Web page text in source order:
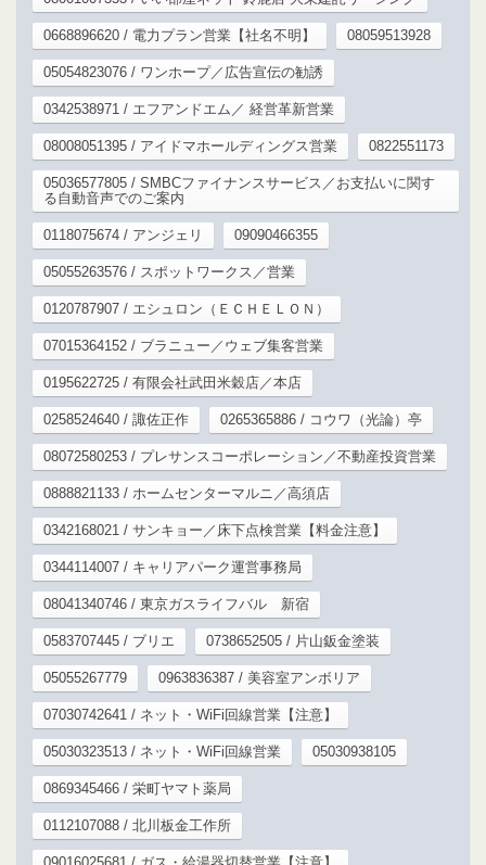
0668896620 / 電力プラン営業【社名不明】 08059513928
05054823076 / ワンホープ／広告宣伝の勧誘
0342538971 / エフアンドエム／ 経営革新営業
08008051395 / アイドマホールディングス営業 0822551173
05036577805 / SMBCファイナンスサービス／お支払いに関す
る自動音声でのご案内
0118075674 / アンジェリ 09090466355
05055263576 / スポットワークス／営業
0120787907 / エシュロン（ＥＣＨＥＬＯＮ）
07015364152 / ブラニュー／ウェブ集客営業
0195622725 / 有限会社武田米穀店／本店
0258524640 / 諏佐正作 0265365886 / コウワ（光論）亭
08072580253 / プレサンスコーポレーション／不動産投資営業
0888821133 / ホームセンターマルニ／高須店
0342168021 / サンキョー／床下点検営業【料金注意】
0344114007 / キャリアパーク運営事務局
08041340746 / 東京ガスライフバル 新宿
0583707445 / ブリエ 0738652505 / 片山鈑金塗装
05055267779 0963836387 / 美容室アンボリア
07030742641 / ネット・WiFi回線営業【注意】
05030323513 / ネット・WiFi回線営業 05030938105
0869345466 / 栄町ヤマト薬局
0112107088 / 北川板金工作所